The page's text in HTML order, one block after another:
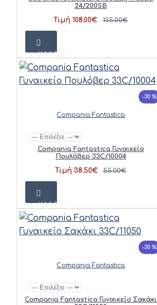
24/200SB
Τιμή 108.00€ 135.00€
ΚΑΛΆΘΙ
-30 %
Compania Fantastica
Compania Fantastica Γυναικείο
Πουλόβερ 33C/10004
Τιμή 38.50€ 55.00€
ΚΑΛΆΘΙ
-30 %
Compania Fantastica
Compania Fantastica Γυναικείο Σακάκι